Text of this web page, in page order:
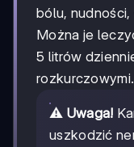
bólu,
Można je
5 litrów
rozkurczowymi.
⚠️ Uwaga!
uszkodzić